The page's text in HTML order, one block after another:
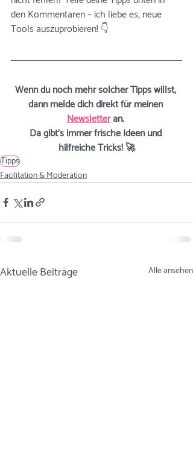
den Kommentaren – ich liebe es, neue
Tools auszuprobieren! 👇
Wenn du noch mehr solcher Tipps willst,
dann melde dich direkt für meinen
Newsletter an.
Da gibt’s immer frische Ideen und
hilfreiche Tricks! 🚀
Tipps
Facilitation & Moderation
Aktuelle Beiträge Alle ansehen